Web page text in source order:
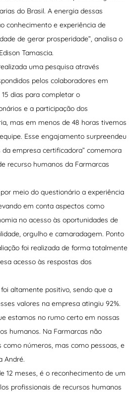
do Brasil. A energia dessas
conhecimento e experiência de
de gerar prosperidade”, analisa o
Tamascia.
uma pesquisa através
pelos colaboradores em
dias para completar o
e a participação dos
mas em menos de 48 horas tivemos
Esse engajamento surpreendeu
empresa certificadora” comemora
recurso humanos da Farmarcas
meio do questionário a experiência
em conta aspectos como
no acesso às oportunidades de
orgulho e camaradagem. Ponto
foi realizada de forma totalmente
acesso às respostas dos
altamente positivo, sendo que a
valores na empresa atingiu 92%.
estamos no rumo certo em nossas
humanos. Na Farmarcas não
números, mas como pessoas, e
André.
12 meses, é o reconhecimento de um
profissionais de recursos humanos